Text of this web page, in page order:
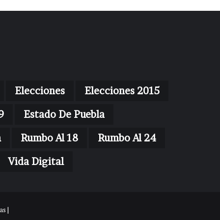
Elecciones
Elecciones 2015
Estado De Puebla
Rumbo Al 18
Rumbo Al 24
Vida Digital
|